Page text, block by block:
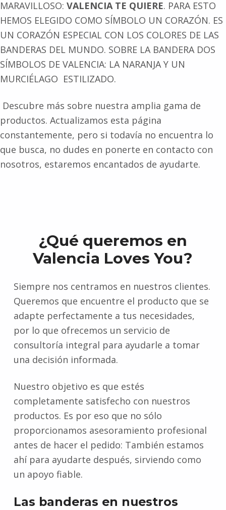
MARAVILLOSO: VALENCIA TE QUIERE. PARA ESTO
HEMOS ELEGIDO COMO SÍMBOLO UN CORAZÓN. ES
UN CORAZÓN ESPECIAL CON LOS COLORES DE LAS
BANDERAS DEL MUNDO. SOBRE LA BANDERA DOS
SÍMBOLOS DE VALENCIA: LA NARANJA Y UN
MURCIÉLAGO ESTILIZADO.
Descubre más sobre nuestra amplia gama de
productos. Actualizamos esta página
constantemente, pero si todavía no encuentra lo
que busca, no dudes en ponerte en contacto con
nosotros, estaremos encantados de ayudarte.
¿Qué queremos en
Valencia Loves You?
Siempre nos centramos en nuestros clientes.
Queremos que encuentre el producto que se
adapte perfectamente a tus necesidades,
por lo que ofrecemos un servicio de
consultoría integral para ayudarle a tomar
una decisión informada.
Nuestro objetivo es que estés
completamente satisfecho con nuestros
productos. Es por eso que no sólo
proporcionamos asesoramiento profesional
antes de hacer el pedido: También estamos
ahí para ayudarte después, sirviendo como
un apoyo fiable.
Las banderas en nuestros